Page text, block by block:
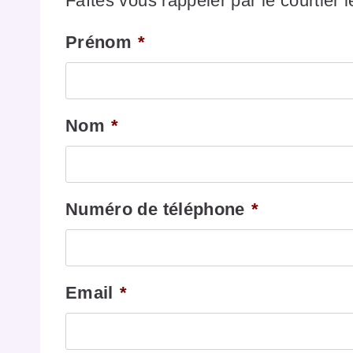
Prénom *
Nom *
Numéro de téléphone *
Email *